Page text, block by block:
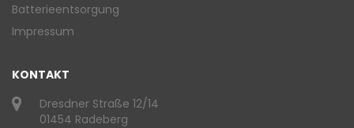
Batterieentsorgung
Impressum
KONTAKT
Dresdner Straße 12/14
01454 Radeberg